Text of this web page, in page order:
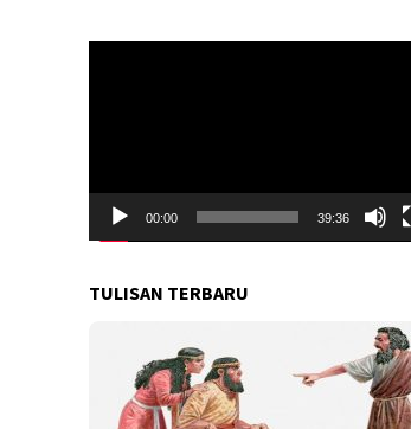
00:00 39:36
TULISAN TERBARU